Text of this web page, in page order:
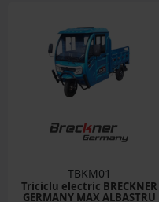
TBKM01
Triciclu electric BRECKNER
GERMANY MAX ALBASTRU